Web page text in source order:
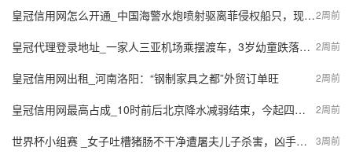
2周前
皇冠信用网怎么开通_中国海警水炮喷射驱离菲侵权船只，现场画面公布
2周前
皇冠代理登录地址_一家人三亚机场乘摆渡车，3岁幼童跌落受伤缝30多针！家属索赔120万，机场回应
2周前
皇冠信用网出租_河南洛阳：“钢制家具之都”外贸订单旺
2周前
皇冠信用网最高占成_10时前后北京降水减弱结束，今起四天有分散性雷阵雨
3周前
世界杯小组赛 _女子吐槽猪肠不干净遭屠夫儿子杀害，凶手患精神病属限制刑事责任能力人，一审终审宣判：被告人彭某因故意杀人罪，被判死刑，缓期二年执行